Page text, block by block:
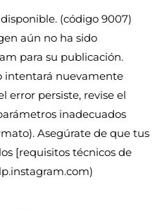
(código 9007)
aún no ha sido
para su publicación.
intentará nuevamente
error persiste, revise el
inadecuados
Asegúrate de que tus
[requisitos técnicos de